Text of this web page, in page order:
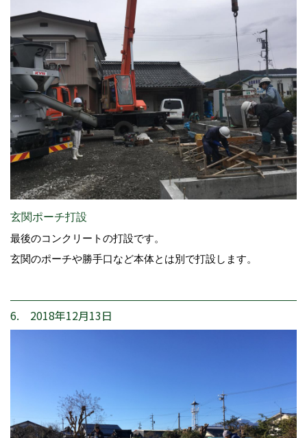
玄関ポーチ打設
最後のコンクリートの打設です。
玄関のポーチや勝手口など本体とは別で打設します。
6. 2018年12月13日